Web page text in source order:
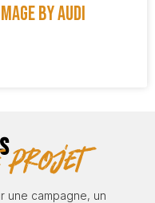
by Audi
projet
une campagne, un